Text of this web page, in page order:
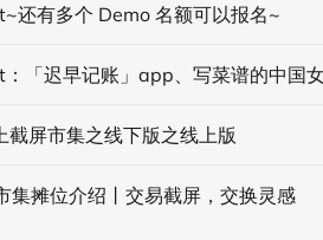
还有多个 Demo 名额可以报名~
屏市集之线下版之线上版
集摊位介绍丨交易截屏，交换灵感